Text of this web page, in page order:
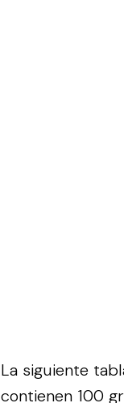
La siguiente
contienen 100